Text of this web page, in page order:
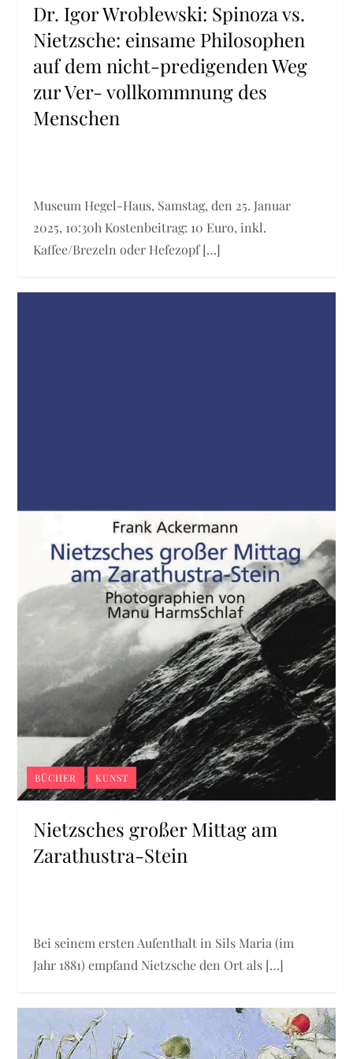
Dr. Igor Wroblewski: Spinoza vs.
Nietzsche: einsame Philosophen
auf dem nicht-predigenden Weg
zur Ver- vollkommnung des
Menschen
Museum Hegel-Haus, Samstag, den 25. Januar
2025, 10:30h Kostenbeitrag: 10 Euro, inkl.
Kaffee/Brezeln oder Hefezopf […]
BÜCHER KUNST
Nietzsches großer Mittag am
Zarathustra-Stein
Bei seinem ersten Aufenthalt in Sils Maria (im
Jahr 1881) empfand Nietzsche den Ort als […]